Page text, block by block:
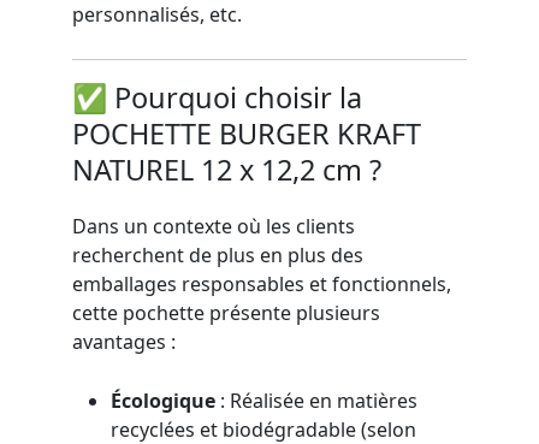
personnalisés, etc.
✅ Pourquoi choisir la
POCHETTE BURGER KRAFT
NATUREL 12 x 12,2 cm ?
Dans un contexte où les clients
recherchent de plus en plus des
emballages responsables et fonctionnels,
cette pochette présente plusieurs
avantages :
Écologique : Réalisée en matières
recyclées et biodégradable (selon